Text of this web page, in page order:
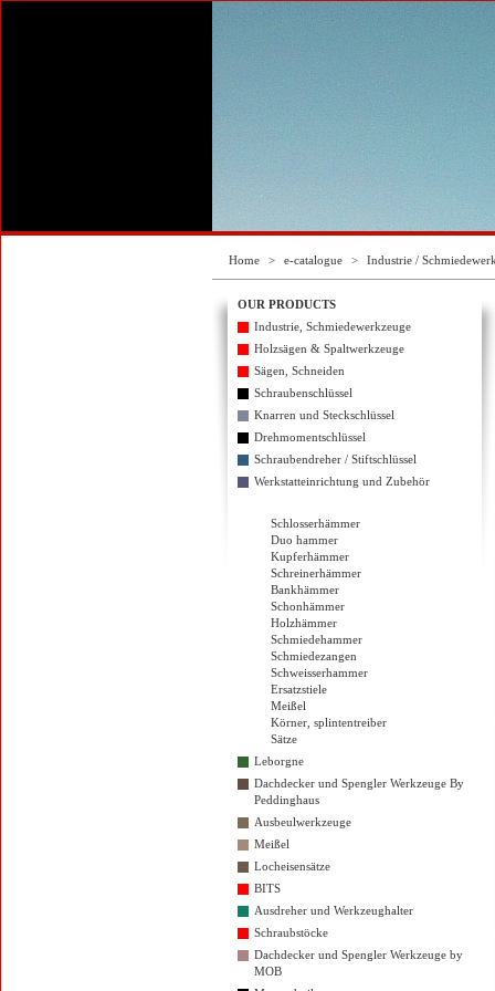
Home > e-catalogue > Industrie /
OUR PRODUCTS
Industrie, Schmiedewerkzeuge
Holzsägen & Spaltwerkzeuge
Sägen, Schneiden
Schraubenschlüssel
Knarren und Steckschlüssel
Drehmomentschlüssel
Schraubendreher / Stiftschlüssel
Werkstatteinrichtung und Zubehör
Schlosserhämmer
Duo hammer
Kupferhämmer
Schreinerhämmer
Bankhämmer
Schonhämmer
Holzhämmer
Schmiedehammer
Schmiedezangen
Schweisserhammer
Ersatzstiele
Meißel
Körner, splintentreiber
Sätze
Leborgne
Dachdecker und Spengler Werkzeuge By
Peddinghaus
Ausbeulwerkzeuge
Meißel
Locheisensätze
BITS
Ausdreher und Werkzeughalter
Schraubstöcke
Dachdecker und Spengler Werkzeuge by
MOB